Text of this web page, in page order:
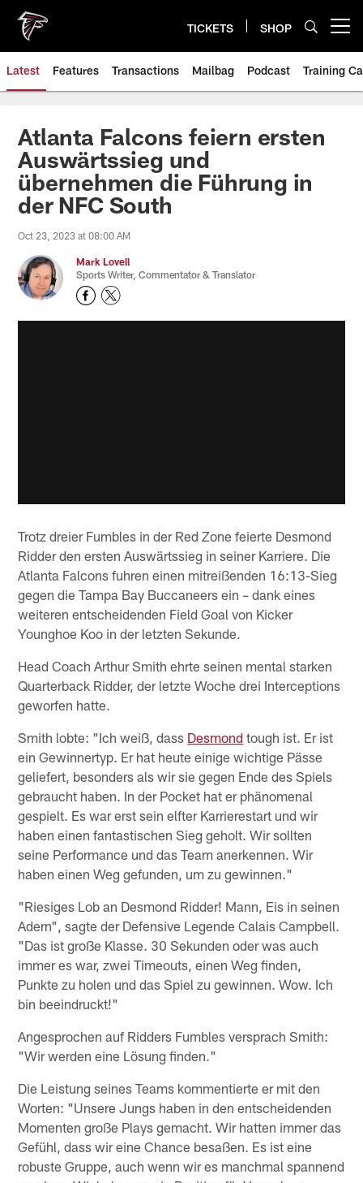
main
content
TICKETS SHOP
Latest Features Transactions Mailbag Podcast Training
Atlanta Falcons feiern ersten
Auswärtssieg und
übernehmen die Führung in
der NFC South
Oct 23, 2023 at 08:00 AM
Mark Lovell
Sports Writer, Commentator & Translator
Trotz dreier Fumbles in der Red Zone feierte Desmond
Ridder den ersten Auswärtssieg in seiner Karriere. Die
Atlanta Falcons fuhren einen mitreißenden 16:13-Sieg
gegen die Tampa Bay Buccaneers ein – dank eines
weiteren entscheidenden Field Goal von Kicker
Younghoe Koo in der letzten Sekunde.
Head Coach Arthur Smith ehrte seinen mental starken
Quarterback Ridder, der letzte Woche drei Interceptions
geworfen hatte.
Smith lobte: "Ich weiß, dass Desmond tough ist. Er ist
ein Gewinnertyp. Er hat heute einige wichtige Pässe
geliefert, besonders als wir sie gegen Ende des Spiels
gebraucht haben. In der Pocket hat er phänomenal
gespielt. Es war erst sein elfter Karrierestart und wir
haben einen fantastischen Sieg geholt. Wir sollten
seine Performance und das Team anerkennen. Wir
haben einen Weg gefunden, um zu gewinnen."
"Riesiges Lob an Desmond Ridder! Mann, Eis in seinen
Adern", sagte der Defensive Legende Calais Campbell.
"Das ist große Klasse. 30 Sekunden oder was auch
immer es war, zwei Timeouts, einen Weg finden,
Punkte zu holen und das Spiel zu gewinnen. Wow. Ich
bin beeindruckt!"
Angesprochen auf Ridders Fumbles versprach Smith:
"Wir werden eine Lösung finden."
Die Leistung seines Teams kommentierte er mit den
Worten: "Unsere Jungs haben in den entscheidenden
Momenten große Plays gemacht. Wir hatten immer das
Gefühl, dass wir eine Chance besaßen. Es ist eine
robuste Gruppe, auch wenn wir es manchmal spannend